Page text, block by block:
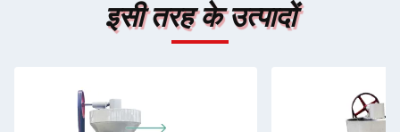
इसी तरह के उत्पादों